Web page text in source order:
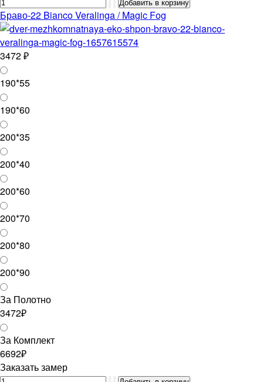
Браво-22 Bianco Veralinga / Magic Fog
3472 ₽
190*55
190*60
200*35
200*40
200*60
200*70
200*80
200*90
За Полотно
3472₽
За Комплект
6692₽
Заказать замер